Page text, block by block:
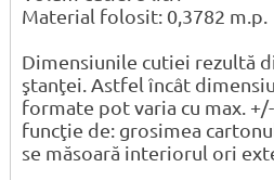
Material folosit: 0,3782 m.p.
Dimensiunile cutiei rezultă
ştanţei. Astfel încât
formate pot varia cu max.
funcţie de: grosimea
se măsoară interiorul ori